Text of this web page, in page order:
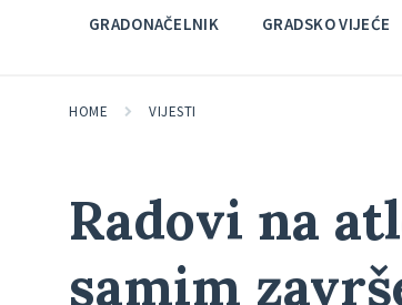
GRADONAČELNIK GRADSKO VIJEĆE
HOME VIJESTI
Radovi na
samim